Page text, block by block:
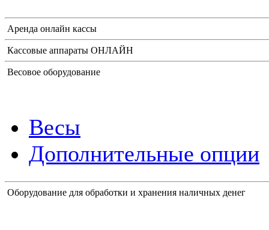
Аренда онлайн кассы
Кассовые аппараты ОНЛАЙН
Весовое оборудование
Весы
Дополнительные опции
Оборудование для обработки и хранения наличных денег